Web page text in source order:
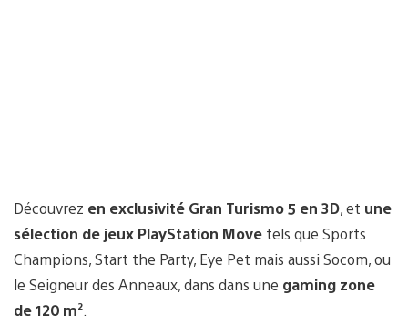
Découvrez en exclusivité Gran Turismo 5 en 3D, et une
sélection de jeux PlayStation Move tels que Sports
Champions, Start the Party, Eye Pet mais aussi Socom, ou
le Seigneur des Anneaux, dans dans une gaming zone
de 120 m²